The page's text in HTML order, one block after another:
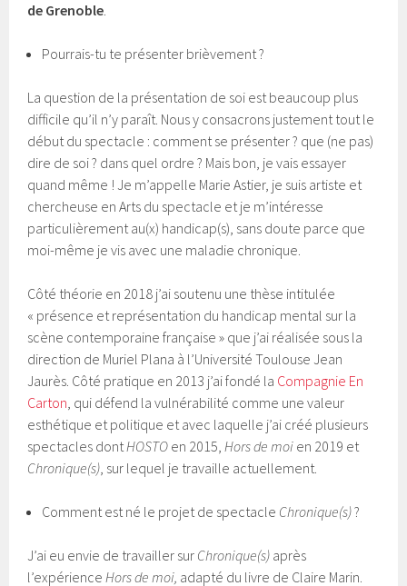
de Grenoble.
Pourrais-tu te présenter brièvement ?
La question de la présentation de soi est beaucoup plus
difficile qu’il n’y paraît. Nous y consacrons justement tout le
début du spectacle : comment se présenter ? que (ne pas)
dire de soi ? dans quel ordre ? Mais bon, je vais essayer
quand même ! Je m’appelle Marie Astier, je suis artiste et
chercheuse en Arts du spectacle et je m’intéresse
particulièrement au(x) handicap(s), sans doute parce que
moi-même je vis avec une maladie chronique.
Côté théorie en 2018 j’ai soutenu une thèse intitulée
« présence et représentation du handicap mental sur la
scène contemporaine française » que j’ai réalisée sous la
direction de Muriel Plana à l’Université Toulouse Jean
Jaurès. Côté pratique en 2013 j’ai fondé la Compagnie En
Carton, qui défend la vulnérabilité comme une valeur
esthétique et politique et avec laquelle j’ai créé plusieurs
spectacles dontHOSTO en 2015,Hors de moi en 2019 et
Chronique(s), sur lequel je travaille actuellement.
Comment est né le projet de spectacle Chronique(s)?
J’ai eu envie de travailler sur Chronique(s) après
l’expérienceHors de moi, adapté du livre de Claire Marin.